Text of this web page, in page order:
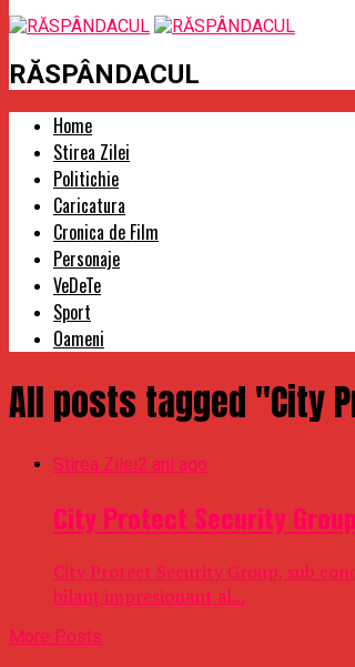
RĂSPÂNDACUL
Home
Stirea Zilei
Politichie
Caricatura
Cronica de Film
Personaje
VeDeTe
Sport
Oameni
All posts tagged "City
Stirea Zilei2 ani ago
City Protect Security
City Protect Security Group, sub
bilanț impresionant al...
More Posts